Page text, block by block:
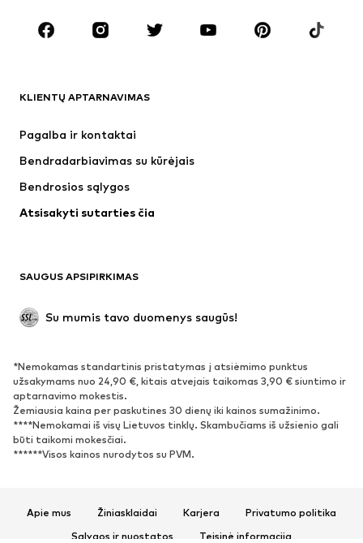
Aksesuarai
Premium
Naujienos
Marškinėliai ir palaidinės
Striukės
Megztiniai ir megzti drabužiai
Apatiniai
Paltai
Proginiai
Išskirtiniai
BATAI
Naujienos
Sportbačiai
Aulinukai
Batai su kulniukais
Auliniai batai
Įsispiriami bateliai
Šlepetės
KLIENTŲ APTARNAVIMAS
Pagalba ir kontaktai
Bendradarbiavimas su kūrėjais
Bendrosios sąlygos
Atsisakyti sutarties čia
SAUGUS APSIPIRKIMAS
Su mumis tavo duomenys saugūs!
*Nemokamas standartinis pristatymas į atsiėmimo punktus
užsakymams nuo 24,90 €, kitais atvejais taikomas 3,90 € siuntimo ir
aptarnavimo mokestis.
Žemiausia kaina per paskutines 30 dienų iki kainos sumažinimo.
****Nemokamai iš visų Lietuvos tinklų. Skambučiams iš užsienio gali
būti taikomi mokesčiai.
******Visos kainos nurodytos su PVM.
Apie mus Žiniasklaidai Karjera
Privatumo politika
Sąlygos ir nuostatos
Teisinė informacija